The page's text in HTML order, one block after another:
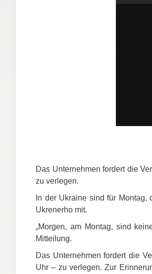
Das Unternehmen fordert die
zu verlegen.
In der Ukraine sind für
Ukrenerho mit.
„Morgen, am Montag, sind
Mitteilung.
Das Unternehmen fordert die
Uhr – zu verlegen. Zur